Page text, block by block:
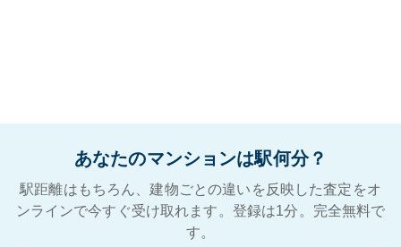
あなたのマンションは駅何分？
駅距離はもちろん、建物ごとの違いを反映した査定をオ
ンラインで今すぐ受け取れます。登録は1分。完全無料で
す。